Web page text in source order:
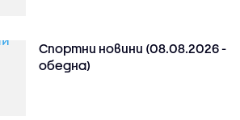
Спортни новини (08.08.2026 -
обедна)